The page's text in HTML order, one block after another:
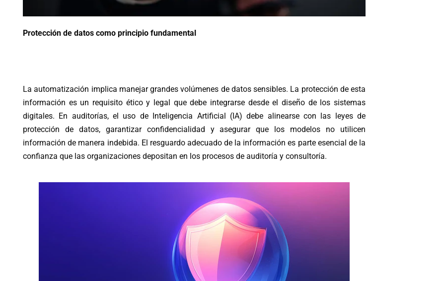
Protección de datos como principio fundamental
La automatización implica manejar grandes volúmenes de datos sensibles. La protección de esta
información es un requisito ético y legal que debe integrarse desde el diseño de los sistemas
digitales. En auditorías, el uso de Inteligencia Artificial (IA) debe alinearse con las leyes de
protección de datos, garantizar confidencialidad y asegurar que los modelos no utilicen
información de manera indebida. El resguardo adecuado de la información es parte esencial de la
confianza que las organizaciones depositan en los procesos de auditoría y consultoría.